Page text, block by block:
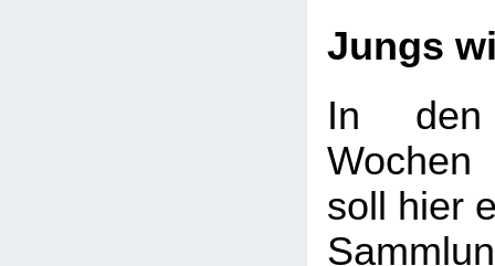
Jungs
In den
soll hier